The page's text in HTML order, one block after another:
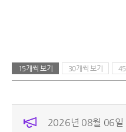
15개씩 보기 30개씩 보기
2026년 08월 06일